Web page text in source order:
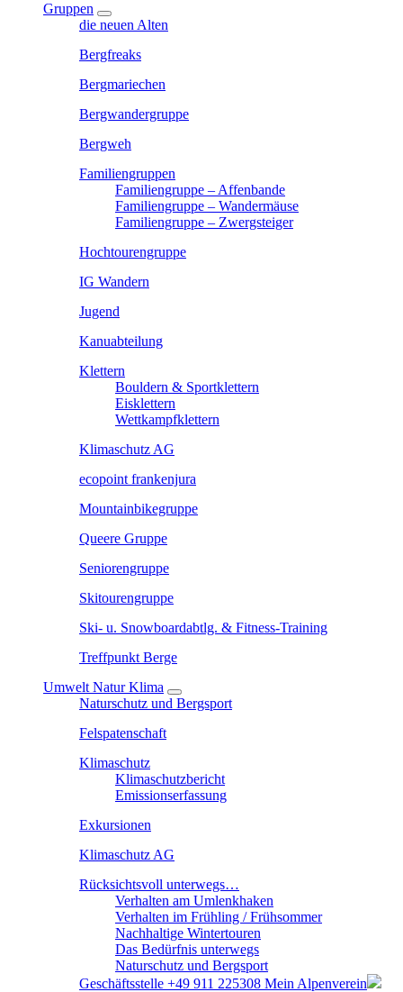
Gruppen
die neuen Alten
Bergfreaks
Bergmariechen
Bergwandergruppe
Bergweh
Familiengruppen
Familiengruppe – Affenbande
Familiengruppe – Wandermäuse
Familiengruppe – Zwergsteiger
Hochtourengruppe
IG Wandern
Jugend
Kanuabteilung
Klettern
Bouldern & Sportklettern
Eisklettern
Wettkampfklettern
Klimaschutz AG
ecopoint frankenjura
Mountainbikegruppe
Queere Gruppe
Seniorengruppe
Skitourengruppe
Ski- u. Snowboardabtlg. & Fitness-Training
Treffpunkt Berge
Umwelt Natur Klima
Naturschutz und Bergsport
Felspatenschaft
Klimaschutz
Klimaschutzbericht
Emissionserfassung
Exkursionen
Klimaschutz AG
Rücksichtsvoll unterwegs…
Verhalten am Umlenkhaken
Verhalten im Frühling / Frühsommer
Nachhaltige Wintertouren
Das Bedürfnis unterwegs
Naturschutz und Bergsport
Geschäftsstelle +49 911 225308 Mein Alpenverein